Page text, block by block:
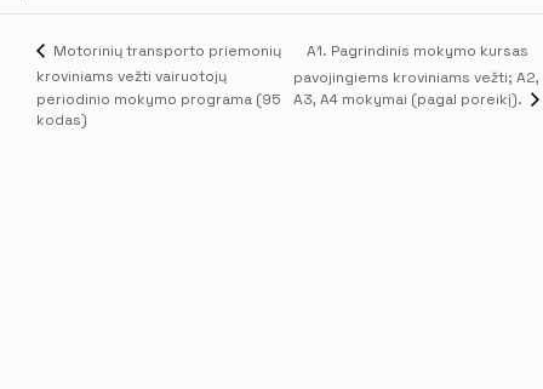
Motorinių transporto priemonių
kroviniams vežti vairuotojų
periodinio mokymo programa (95
kodas)
A1. Pagrindinis mokymo kursas
pavojingiems kroviniams vežti; A2,
A3, A4 mokymai (pagal poreikį).